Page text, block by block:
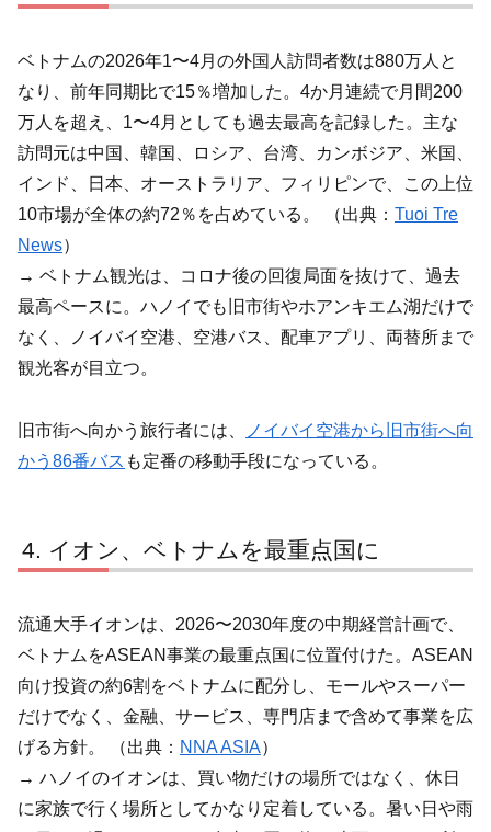
ベトナムの2026年1〜4月の外国人訪問者数は880万人と
なり、前年同期比で15％増加した。4か月連続で月間200
万人を超え、1〜4月としても過去最高を記録した。主な
訪問元は中国、韓国、ロシア、台湾、カンボジア、米国、
インド、日本、オーストラリア、フィリピンで、この上位
10市場が全体の約72％を占めている。 （出典： Tuoi Tre
News）
→ ベトナム観光は、コロナ後の回復局面を抜けて、過去
最高ペースに。ハノイでも旧市街やホアンキエム湖だけで
なく、ノイバイ空港、空港バス、配車アプリ、両替所まで
観光客が目立つ。
旧市街へ向かう旅行者には、
ノイバイ空港から旧市街へ向
かう86番バス も定番の移動手段になっている。
イオン、ベトナムを最重点国に
流通大手イオンは、2026〜2030年度の中期経営計画で、
ベトナムをASEAN事業の最重点国に位置付けた。ASEAN
向け投資の約6割をベトナムに配分し、モールやスーパー
だけでなく、金融、サービス、専門店まで含めて事業を広
げる方針。 （出典： NNA ASIA）
→ ハノイのイオンは、買い物だけの場所ではなく、休日
に家族で行く場所としてかなり定着している。暑い日や雨